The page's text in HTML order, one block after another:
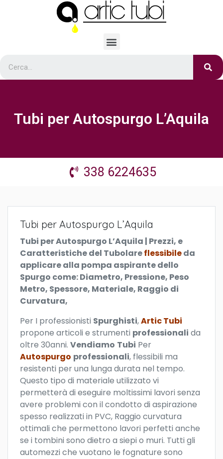
Tubi per Autospurgo L’Aquila
338 6224635
Tubi per Autospurgo L’Aquila
Tubi per Autospurgo L’Aquila | Prezzi, e
Caratteristiche del Tubolareflessibileda
applicare alla pompa aspirante dello
Spurgo come: Diametro, Pressione, Peso
Metro, Spessore, Materiale, Raggio di
Curvatura,
Per I professionisti Spurghisti,Artic Tubi
propone articoli e strumenti professionali da
oltre 30anni. Vendiamo Tubi Per
Autospurgo professionali, flessibili ma
resistenti per una lunga durata nel tempo.
Questo tipo di materiale utilizzato vi
permetterà di eseguire moltissimi lavori senza
avere problemi con il condotto di aspirazione
spesso realizzati in PVC, Raggio curvatura
ottimali che permettono lavori perfetti anche
se i tombini sono dietro a siepi o muri. Tutti gli
automezzi che vuotano le fognature sono